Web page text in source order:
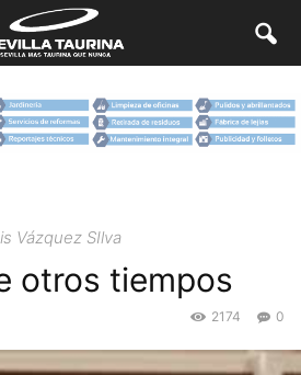
Vázquez SIlva
otros tiempos
0
2174